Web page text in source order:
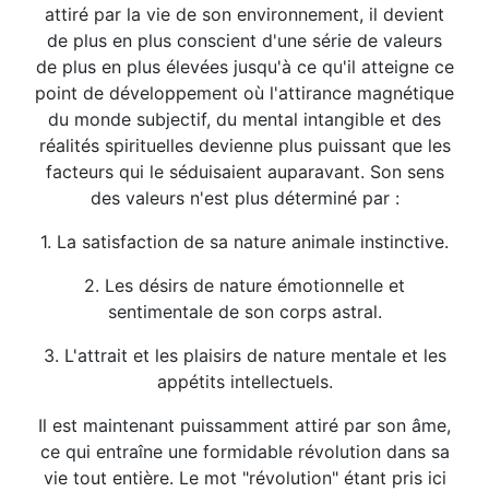
attiré par la vie de son environnement, il devient
de plus en plus conscient d'une série de valeurs
de plus en plus élevées jusqu'à ce qu'il atteigne ce
point de développement où l'attirance magnétique
du monde subjectif, du mental intangible et des
réalités spirituelles devienne plus puissant que les
facteurs qui le séduisaient auparavant. Son sens
des valeurs n'est plus déterminé par :
1. La satisfaction de sa nature animale instinctive.
2. Les désirs de nature émotionnelle et
sentimentale de son corps astral.
3. L'attrait et les plaisirs de nature mentale et les
appétits intellectuels.
Il est maintenant puissamment attiré par son âme,
ce qui entraîne une formidable révolution dans sa
vie tout entière. Le mot "révolution" étant pris ici